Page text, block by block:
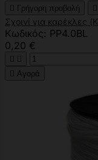
 Γρήγορη προβολή 
Σχοινί για καρέκλες
Κωδικός: PP4.0BL
0,20 €
 
 Αγορά